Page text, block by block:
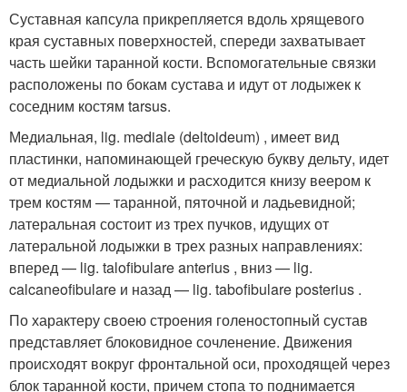
Суставная капсула прикрепляется вдоль хрящевого
края суставных поверхностей, спереди захватывает
часть шейки таранной кости. Вспомогательные связки
расположены по бокам сустава и идут от лодыжек к
соседним костям tarsus.
Медиальная, lig. mediale (deltoideum) , имеет вид
пластинки, напоминающей греческую букву дельту, идет
от медиальной лодыжки и расходится книзу веером к
трем костям — таранной, пяточной и ладьевидной;
латеральная состоит из трех пучков, идущих от
латеральной лодыжки в трех разных направлениях:
вперед — lig. talofibulare anterius , вниз — lig.
calcaneofibulare и назад — lig. tabofibulare posterius .
По характеру своею строения голеностопный сустав
представляет блоковидное сочленение. Движения
происходят вокруг фронтальной оси, проходящей через
блок таранной кости, причем стопа то поднимается